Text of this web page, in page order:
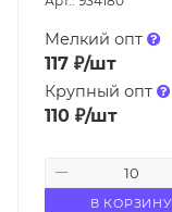
Мелкий опт
117 ₽/шт
Крупный опт
110 ₽/шт
В КОРЗИНУ